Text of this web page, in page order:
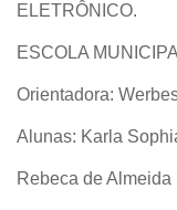
ELETRÔNICO.
ESCOLA
Orientadora:
Alunas: Karla
Rebeca de Almeida